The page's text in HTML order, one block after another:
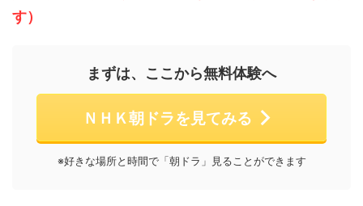
す）
まずは、ここから無料体験へ
ＮＨＫ朝ドラを見てみる
※好きな場所と時間で「朝ドラ」見ることができます